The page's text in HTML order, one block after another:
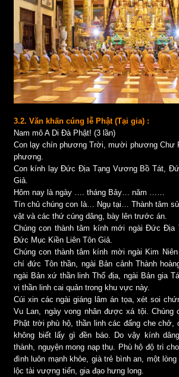
3.2. Văn khấn cúng lễ Phật (Tại gia) :
Nam mô A Di Đà Phật! (3 lần)
Con lạy chín phương Trời, mười phương Chư
phương.
Con kính lạy Đức Địa Tạng Vương Bồ Tát,
Giả.
Hôm nay là ngày …. tháng Bảy… năm ……
Tín chủ chúng con là… Ngụ tại… Thành tâm
vật và các thứ cúng dâng, bày lên trước án.
Chúng con thành tâm kính mới ngài Đức Địa
Đức Mục Kiền Liên Tôn Giả.
Chúng con thành tâm kính mời ngài Kim
chí đức Tôn thần, ngài Bản cảnh Thành
ngài Bản xứ thần linh Thổ địa, ngài Bản gia
vị thần linh cai quản trong khu vực này.
Cúi xin các ngài giáng lâm án tọa, xét soi
Vu Lan, ngày vong nhân được xá tội. Chúng
Phật trời phù hộ, thần linh các đấng che chở,
không biết lấy gì đền báo. Do vậy kính
thành, nguyện mong nạp thụ. Phù hộ độ trì
đình luôn mạnh khỏe, già trẻ bình an, một
lộc tài vượng tiến, gia đạo hưng long.